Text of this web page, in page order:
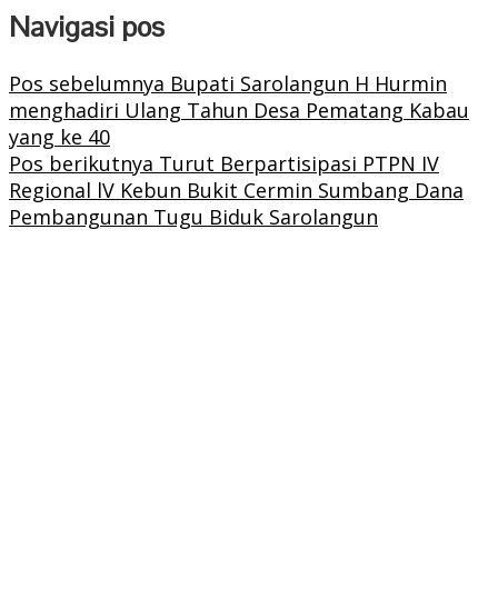
Navigasi pos
Pos sebelumnya Bupati Sarolangun H Hurmin
menghadiri Ulang Tahun Desa Pematang Kabau
yang ke 40
Pos berikutnya Turut Berpartisipasi PTPN IV
Regional lV Kebun Bukit Cermin Sumbang Dana
Pembangunan Tugu Biduk Sarolangun